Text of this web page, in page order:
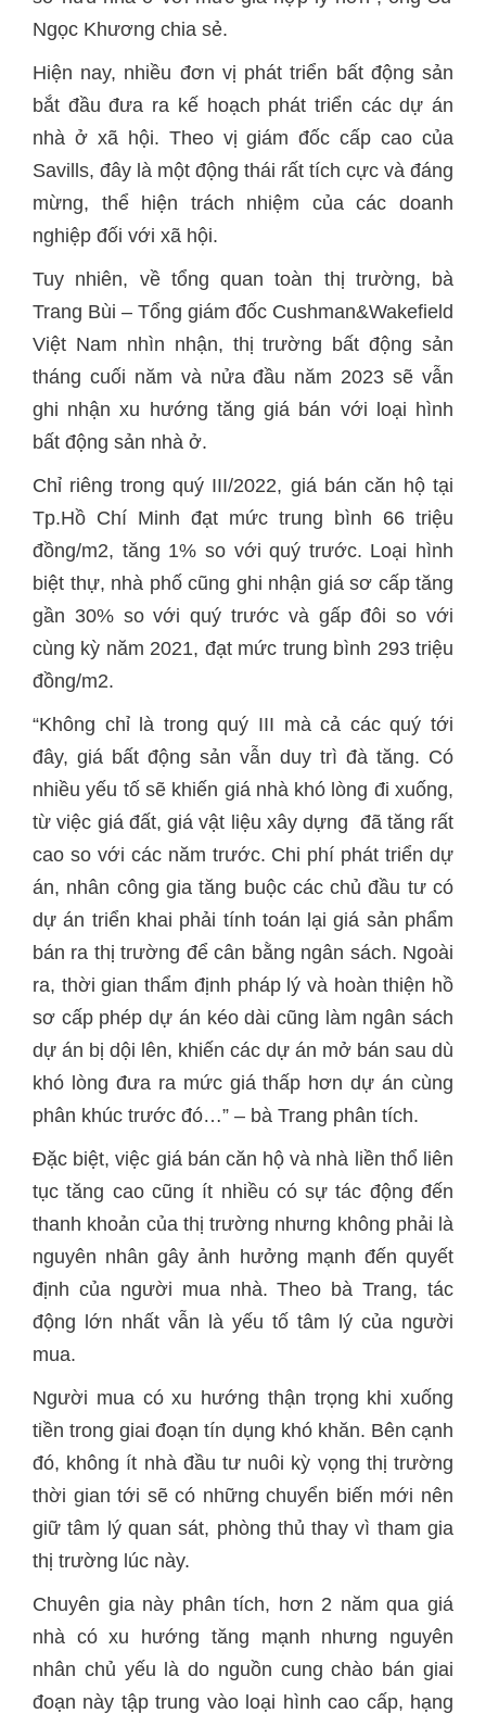
Ngọc Khương chia sẻ.
Hiện nay, nhiều đơn vị phát triển bất động sản
bắt đầu đưa ra kế hoạch phát triển các dự án
nhà ở xã hội. Theo vị giám đốc cấp cao của
Savills, đây là một động thái rất tích cực và đáng
mừng, thể hiện trách nhiệm của các doanh
nghiệp đối với xã hội.
Tuy nhiên, về tổng quan toàn thị trường, bà
Trang Bùi – Tổng giám đốc Cushman&Wakefield
Việt Nam nhìn nhận, thị trường bất động sản
tháng cuối năm và nửa đầu năm 2023 sẽ vẫn
ghi nhận xu hướng tăng giá bán với loại hình
bất động sản nhà ở.
Chỉ riêng trong quý III/2022, giá bán căn hộ tại
Tp.Hồ Chí Minh đạt mức trung bình 66 triệu
đồng/m2, tăng 1% so với quý trước. Loại hình
biệt thự, nhà phố cũng ghi nhận giá sơ cấp tăng
gần 30% so với quý trước và gấp đôi so với
cùng kỳ năm 2021, đạt mức trung bình 293 triệu
đồng/m2.
“Không chỉ là trong quý III mà cả các quý tới
đây, giá bất động sản vẫn duy trì đà tăng. Có
nhiều yếu tố sẽ khiến giá nhà khó lòng đi xuống,
từ việc giá đất, giá vật liệu xây dựng đã tăng rất
cao so với các năm trước. Chi phí phát triển dự
án, nhân công gia tăng buộc các chủ đầu tư có
dự án triển khai phải tính toán lại giá sản phẩm
bán ra thị trường để cân bằng ngân sách. Ngoài
ra, thời gian thẩm định pháp lý và hoàn thiện hồ
sơ cấp phép dự án kéo dài cũng làm ngân sách
dự án bị dội lên, khiến các dự án mở bán sau dù
khó lòng đưa ra mức giá thấp hơn dự án cùng
phân khúc trước đó…” – bà Trang phân tích.
Đặc biệt, việc giá bán căn hộ và nhà liền thổ liên
tục tăng cao cũng ít nhiều có sự tác động đến
thanh khoản của thị trường nhưng không phải là
nguyên nhân gây ảnh hưởng mạnh đến quyết
định của người mua nhà. Theo bà Trang, tác
động lớn nhất vẫn là yếu tố tâm lý của người
mua.
Người mua có xu hướng thận trọng khi xuống
tiền trong giai đoạn tín dụng khó khăn. Bên cạnh
đó, không ít nhà đầu tư nuôi kỳ vọng thị trường
thời gian tới sẽ có những chuyển biến mới nên
giữ tâm lý quan sát, phòng thủ thay vì tham gia
thị trường lúc này.
Chuyên gia này phân tích, hơn 2 năm qua giá
nhà có xu hướng tăng mạnh nhưng nguyên
nhân chủ yếu là do nguồn cung chào bán giai
đoạn này tập trung vào loại hình cao cấp, hạng